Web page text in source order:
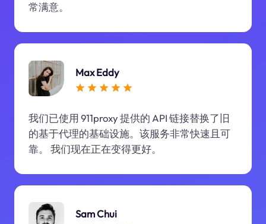
常满意。
Max Eddy
我们已使用 911proxy 提供的 API 链接替换了旧
的基于代理的基础设施。该服务非常快速且可
靠。 我们现在正在变得更好。
Sam Chui